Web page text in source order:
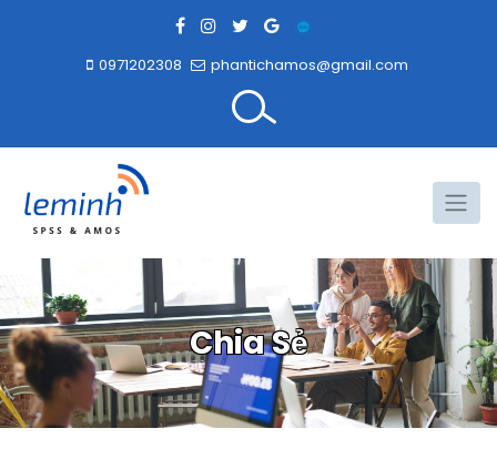
0971202308 phantichamos@gmail.com
Chia Sẻ